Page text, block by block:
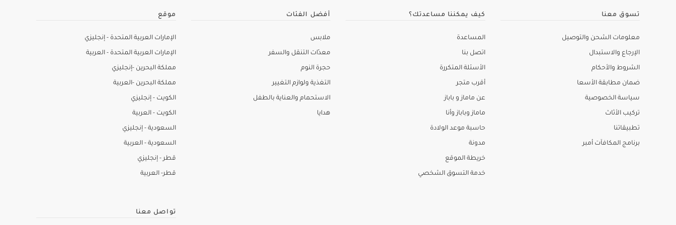
تسوق معنا
معلومات الشحن والتوصيل
الإرجاع والاستبدال
الشروط والأحكام
ضمان مطابقة الأسعا
سياسة الخصوصية
تركيب الأثاث
تطبيقاتنا
برنامج المكافآت أمبر
كيف يمكننا مساعدتك؟
المساعدة
اتصل بنا
الأسئلة المتكررة
أقرب متجر
عن ماماز و باباز
ماماز وباباز وأنا
حاسبة موعد الولادة
مدونة
خريطة الموقع
خدمة التسوق الشخصي
أفضل الفئات
ملابس
معدّات التنقل والسفر
حجرة النوم
التغذية ولوازم التغيير
الاستحمام والعناية بالطفل
هدايا
موقع
الإمارات العربية المتحدة - إنجليزي
الإمارات العربية المتحدة - العربية
مملكة البحرين -إنجليزي
مملكة البحرين -العربية
الكويت - إنجليزي
الكويت - العربية
السعودية - إنجليزي
السعودية - العربية
قطر - إنجليزي
قطر- العربية
تواصل معنا